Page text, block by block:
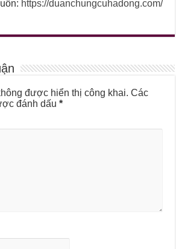
https://duanchungcuhadong.com/
được hiển thị công khai. Các
đánh dấu*